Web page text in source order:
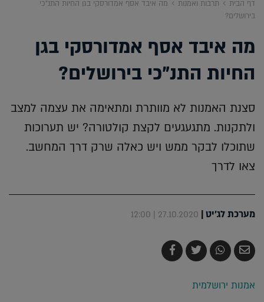
דף הבית תרבות ואמנות
מה איבד אסף אמדורסקי בגן החיות התנ"כי
בירושלים?
מה איבד אסף אמדורסקי בגן
החיות התנ"כי בירושלים?
סצנת האמנות לא מוותרת ומתאימה את עצמה למצב
ולתקנות. מתגעגעים לקצת קולטורה? יש תערוכות
שתוכלו לבקר ממש ויש כאלה שרק דרך המחשב.
צאו לדרך
מערכת לג'יט|
27.10.2020 | 12:00
שלח
בדואר
שתף
ב-
צייץ
ב-
שתף
ב-
אמנות ירושלמית